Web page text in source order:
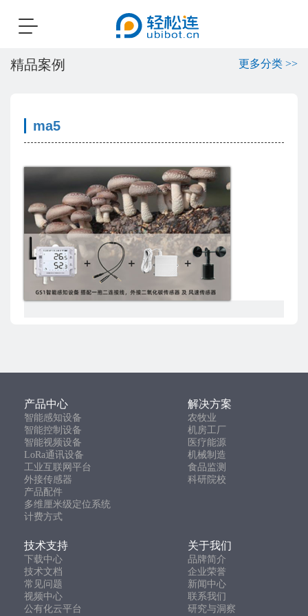
Toggle
精品案例 更多分类 >>
ma5
产品中心 解决方案
智能感知设备
农牧业
智能控制设备
机房工厂
智能视频设备
医疗能源
LoRa通讯设备
机械制造
工业互联网平台
食品监测
外接传感器
科研院校
产品配件
多维厘米级定位系统
计费方式
技术支持 关于我们
下载中心
品牌简介
技术文档
企业荣誉
常见问题
新闻中心
视频中心
联系我们
公有化云平台
研究与洞察